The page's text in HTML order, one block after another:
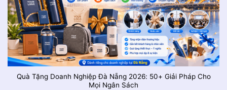
Quà Tặng Doanh Nghiệp Đà Nẵng 2026: 50+ Giải Pháp Cho
Mọi Ngân Sách